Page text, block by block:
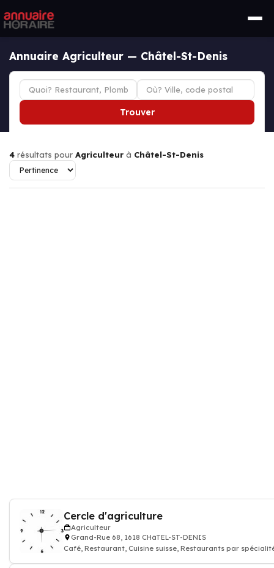
Annuaire Agriculteur — Châtel-St-Denis
Trouver
4 résultats pour Agriculteur à Châtel-St-Denis
Cercle d'agriculture
Agriculteur
Grand-Rue 68, 1618 CHâTEL-ST-DENIS
Café, Restaurant, Cuisine suisse, Restaurants par